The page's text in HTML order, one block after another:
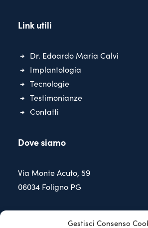
Gestisci Consenso
Link utili
Dr. Edoardo Maria Calvi
Implantologia
Tecnologie
Testimonianze
Contatti
Dove siamo
Via Monte Acuto, 59
06034 Foligno PG